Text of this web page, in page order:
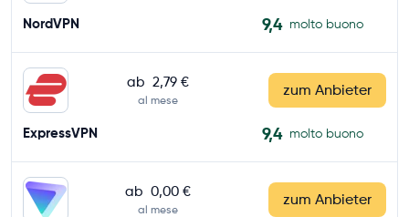
NordVPN 9,4 molto buono
ab 2,79 €
al mese
zum Anbieter
ExpressVPN 9,4 molto buono
ab 0,00 €
al mese
zum Anbieter